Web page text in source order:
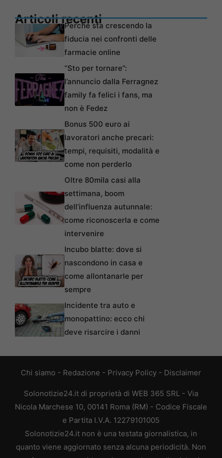
Articoli recentiPerché sta crescendo la
fiducia nei confronti delle
farmacie online
“Sto per tornare”:
l’annuncio dalla Ferragnez
family fa felici i fans, ma
non è Fedez
Bonus 500 euro ai
lavoratori anche precari:
tempi, requisiti, modalità e
come non perderlo
Oltre 80mila casi alla
settimana, boom
dell’influenza autunnale:
come riconoscerla e come
intervenire
Incubo blatte: dove si
nascondono in casa e
come allontanarle per
sempre
Incidente tra auto e
monopattino: ecco chi
deve risarcire i danni
Chi siamo - Redazione - Privacy Policy - Disclaimer
Solonotizie24.it di proprietà di WEB 365 SRL - Via
Nicola Marchese 10, 00141 Roma (RM) - Codice Fiscale
e Partita I.V.A. 12279101005
Solonotizie24.it non è una testata giornalistica, in
quanto viene aggiornato senza alcuna periodicità. Non